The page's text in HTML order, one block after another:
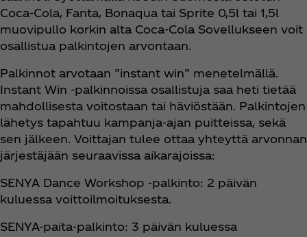
Coca‑Cola, Fanta, Bonaqua tai Sprite 0,5l tai 1,5l
muovipullo korkin alta Coca‑Cola Sovellukseen voit
osallistua palkintojen arvontaan.
Palkinnot arvotaan ”instant win” menetelmällä.
Instant Win -palkinnoissa osallistuja saa heti tietää
mahdollisesta voitostaan tai häviöstään. Palkintojen
lähetys tapahtuu kampanja-ajan puitteissa, sekä
sen jälkeen. Voittajan tulee ottaa yhteyttä arvonnan
järjestäjään seuraavissa aikarajoissa:
SENYA Dance Workshop -palkinto: 2 päivän
kuluessa voittoilmoituksesta.
SENYA-paita-palkinto: 3 päivän kuluessa